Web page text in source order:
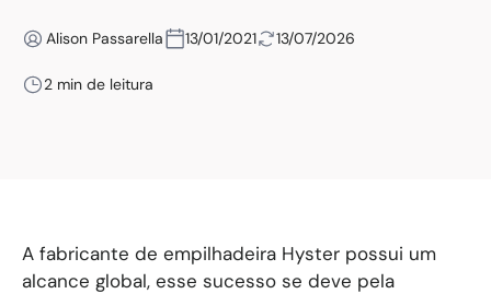
Alison Passarella 13/01/2021 13/07/2026
2 min de leitura
A fabricante de empilhadeira Hyster possui um
alcance global, esse sucesso se deve pela